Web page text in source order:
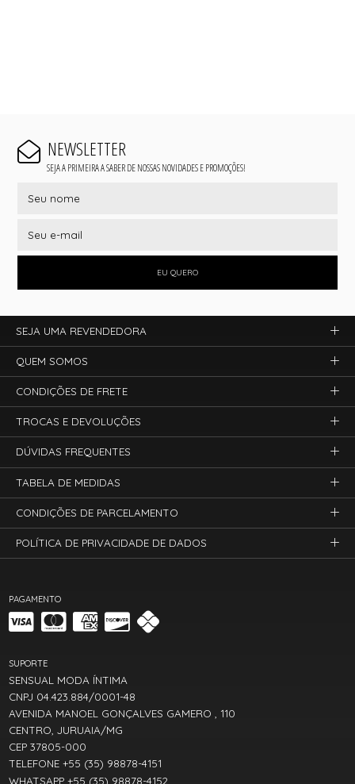
NEWSLETTER
SEJA A PRIMEIRA A SABER DE NOSSAS NOVIDADES E PROMOÇÕES!
EU QUERO
PAGAMENTO
SUPORTE
SENSUAL MODA ÍNTIMA
CNPJ 04.423.884/0001-48
AVENIDA MANOEL GONÇALVES GAMERO , 110
CENTRO, JURUAIA/MG
CEP 37805-000
TELEFONE +55 (35) 98878-4151
WHATSAPP +55 (35) 98878-4152
SEJA UMA REVENDEDORA
QUEM SOMOS
CONDIÇÕES DE FRETE
TROCAS E DEVOLUÇÕES
DÚVIDAS FREQUENTES
TABELA DE MEDIDAS
CONDIÇÕES DE PARCELAMENTO
POLÍTICA DE PRIVACIDADE DE DADOS